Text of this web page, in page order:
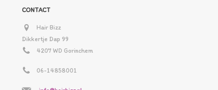
CONTACT
Hair Bizz
Dikkertje Dap 99
4207 WD Gorinchem
06-14858001